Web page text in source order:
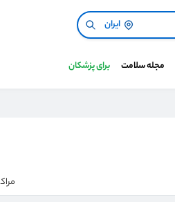
ایران
مجله سلامت برای پزشکان